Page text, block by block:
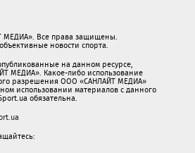
МЕДИА». Все права защищены.
новости спорта.
на данном ресурсе,
МЕДИА». Какое-либо использование
разрешения ООО «САНЛАЙТ МЕДИА»
использовании материалов с данного
обязательна.